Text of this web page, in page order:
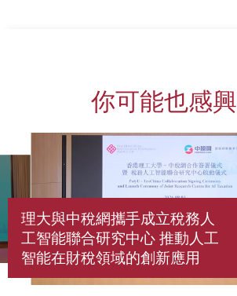
你可能也感
理大與中稅網攜手成立稅務人
工智能聯合研究中心 推動人工
智能在財稅領域的創新應用